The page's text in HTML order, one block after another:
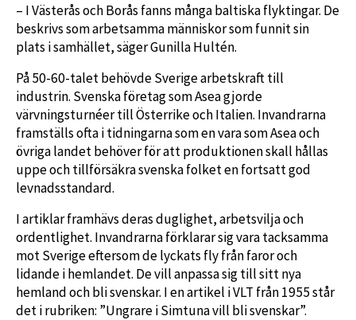
– I Västerås och Borås fanns många baltiska flyktingar. De
beskrivs som arbetsamma människor som funnit sin
plats i samhället, säger Gunilla Hultén.
På 50-60-talet behövde Sverige arbetskraft till
industrin. Svenska företag som Asea gjorde
värvningsturnéer till Österrike och Italien. Invandrarna
framställs ofta i tidningarna som en vara som Asea och
övriga landet behöver för att produktionen skall hållas
uppe och tillförsäkra svenska folket en fortsatt god
levnadsstandard.
I artiklar framhävs deras duglighet, arbetsvilja och
ordentlighet. Invandrarna förklarar sig vara tacksamma
mot Sverige eftersom de lyckats fly från faror och
lidande i hemlandet. De vill anpassa sig till sitt nya
hemland och bli svenskar. I en artikel i VLT från 1955 står
det i rubriken: ”Ungrare i Simtuna vill bli svenskar”.